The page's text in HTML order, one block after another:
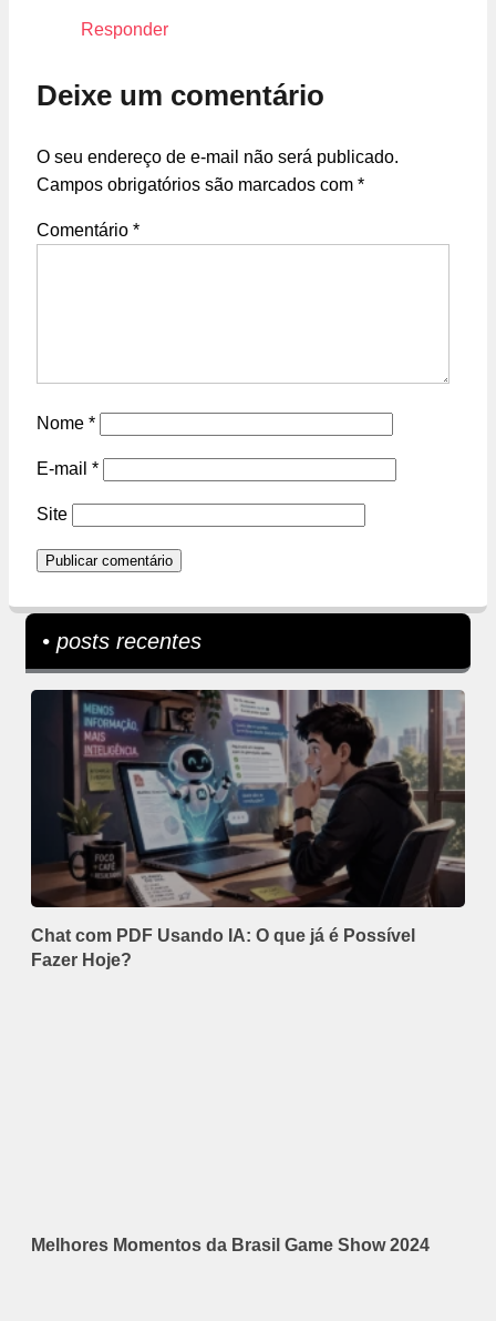
Responder
Deixe um comentário
O seu endereço de e-mail não será publicado.
Campos obrigatórios são marcados com *
Comentário *
Nome *
E-mail *
Site
• posts recentes
Chat com PDF Usando IA: O que já é Possível
Fazer Hoje?
Melhores Momentos da Brasil Game Show 2024